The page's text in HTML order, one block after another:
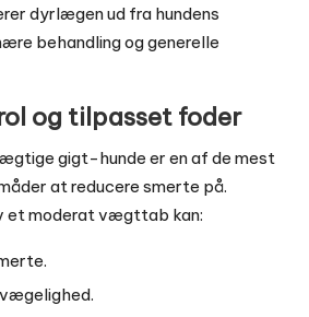
dyrlægen ud fra hundens
behandling og generelle
og tilpasset foder
gigt-hunde er en af de mest
at reducere smerte på.
et moderat vægttab kan: